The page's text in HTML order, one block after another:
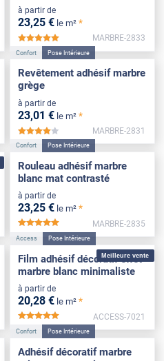
à partir de
23,25 € le m² *
MARBRE-2833
Confort Pose Intérieure
Revêtement adhésif marbre
grège
à partir de
23,01 € le m² *
*****
MARBRE-2831
Confort Pose Intérieure
Rouleau adhésif marbre
blanc mat contrasté
à partir de
23,25 € le m² *
MARBRE-2835
Meilleure vente
Access Pose Intérieure
Film adhésif décoratif effet
marbre blanc minimaliste
à partir de
20,28 € le m² *
ACCESS-7021
Confort Pose Intérieure
Adhésif décoratif marbre